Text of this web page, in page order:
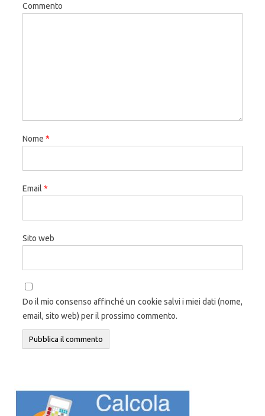
Commento
Nome *
Email *
Sito web
Do il mio consenso affinché un cookie salvi i miei dati (nome,
email, sito web) per il prossimo commento.